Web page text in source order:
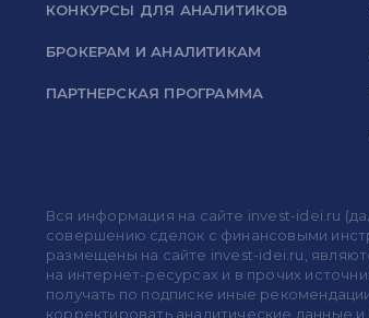
КОНКУРСЫ ДЛЯ АНАЛИТИКОВ
БРОКЕРАМ И АНАЛИТИКАМ
ПАРТНЕРСКАЯ ПРОГРАММА
Вся информация на сайте invest-idei.ru
совершению сделок с финансовыми
размещены на сайте invest-idei.ru,
на интернет-ресурсах и в прочих
получать по подписке иные
корректировать аналитические данные